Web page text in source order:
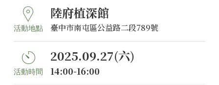
活動地點
陸府植深館
臺中市南屯區公益路二段789號
活動時間
2025.09.27(六)
14:00-16:00